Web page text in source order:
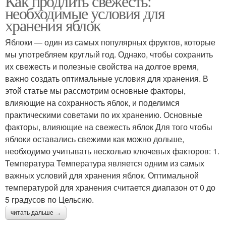
необходимые условия для
хранения яблок
Яблоки — один из самых популярных фруктов, которые
мы употребляем круглый год. Однако, чтобы сохранить
их свежесть и полезные свойства на долгое время,
важно создать оптимальные условия для хранения. В
этой статье мы рассмотрим основные факторы,
влияющие на сохранность яблок, и поделимся
практическими советами по их хранению. Основные
факторы, влияющие на свежесть яблок Для того чтобы
яблоки оставались свежими как можно дольше,
необходимо учитывать несколько ключевых факторов: 1.
Температура Температура является одним из самых
важных условий для хранения яблок. Оптимальной
температурой для хранения считается диапазон от 0 до
5 градусов по Цельсию.
читать дальше →